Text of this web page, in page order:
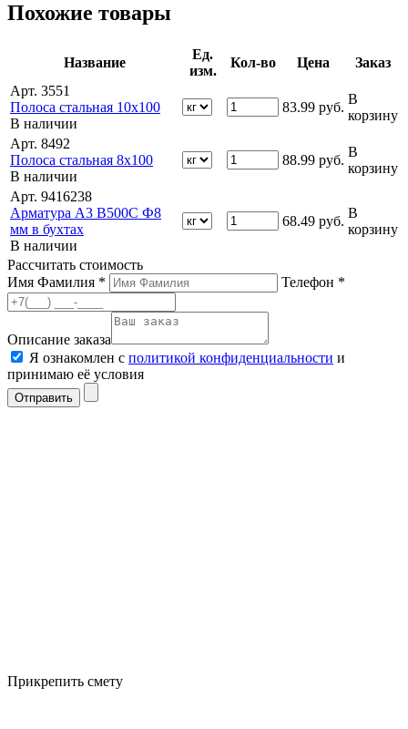
Похожие товары
Название
Ед.
изм.
Кол-во Цена
Заказ
Арт. 3551
Полоса стальная 10х100
В наличии
83.99 руб.
В
корзину
Арт. 8492
Полоса стальная 8х100
В наличии
88.99 руб.
В
корзину
Арт. 9416238
Арматура А3 В500С Ф8
мм в бухтах
В наличии
68.49 руб.
В
корзину
Рассчитать стоимость
Имя Фамилия *
Телефон *
Описание заказа
Я ознакомлен с политикой конфиденциальности и
принимаю её условия
Отправить
Прикрепить смету